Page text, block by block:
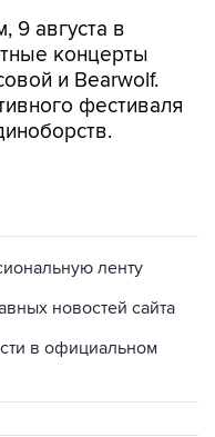
и Bearwolf.
фестиваля
новостей сайта
в официальном